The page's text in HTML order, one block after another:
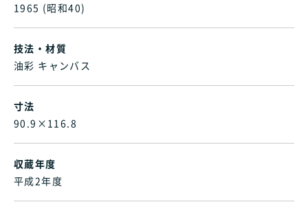
1965 (昭和40)
技法・材質
油彩 キャンバス
寸法
90.9×116.8
収蔵年度
平成2年度